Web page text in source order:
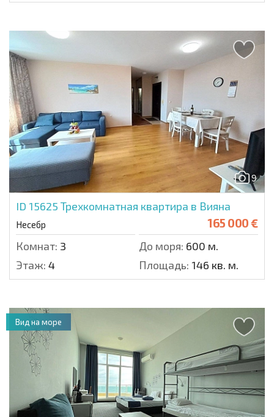
9
ID 15625 Трехкомнатная квартира в Вияна
Несебр 165 000 €
Комнат: 3 До моря: 600 м.
Этаж: 4 Площадь: 146 кв. м.
Вид на море